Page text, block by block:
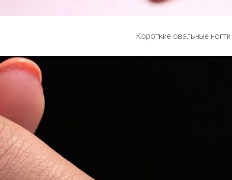
Короткие овальные ногти